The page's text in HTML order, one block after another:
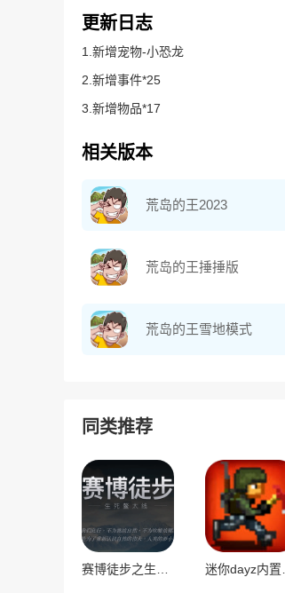
更新日志
1.新增宠物-小恐龙
2.新增事件*25
3.新增物品*17
相关版本
荒岛的王2023
荒岛的王捶捶版
荒岛的王雪地模式
同类推荐